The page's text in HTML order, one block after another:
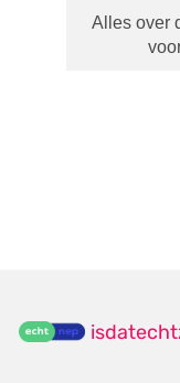
Alles over